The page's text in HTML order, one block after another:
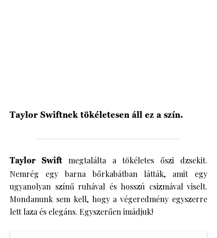
Taylor Swiftnek tökéletesen áll ez a szín.
Taylor Swiftmegtalálta a tökéletes őszi dzsekit.
Nemrég egy barna bőrkabátban látták, amit egy
ugyanolyan színű ruhával és hosszú csizmával viselt.
Mondanunk sem kell, hogy a végeredmény egyszerre
lett laza és elegáns. Egyszerűen imádjuk!